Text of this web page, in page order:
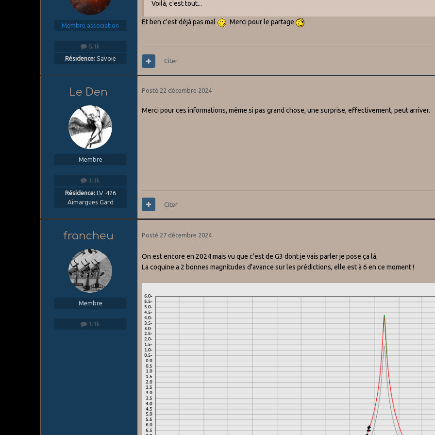
Membre association
6.1k
Résidence:Savoie
Voilà, c'est tout...
Et ben c'est déjà pas mal Merci pour le partage
Citer
Le Den
Membre
1.1k
Résidence:LV-426
Aimargues Gard
Posté 22 décembre 2024
Merci pour ces informations, même si pas grand chose, une surprise, effectivement, peut arriver.
Citer
francheu
Membre
1.1k
Posté 27 décembre 2024
On est encore en 2024 mais vu que c'est de G3 dont je vais parler je pose ça là.
La coquine a 2 bonnes magnitudes d'avance sur les prédictions, elle est à 6 en ce moment !